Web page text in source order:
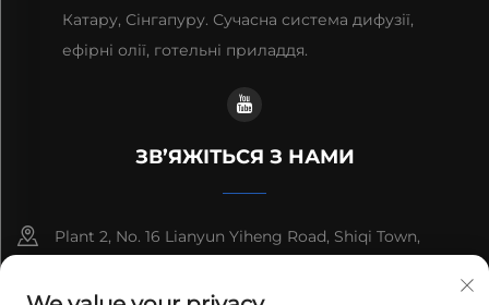
Катару, Сінгапуру. Сучасна система дифузії,
ефірні олії, готельні приладдя.
ЗВ’ЯЖІТЬСЯ З НАМИ
Plant 2, No. 16 Lianyun Yiheng Road, Shiqi Town,